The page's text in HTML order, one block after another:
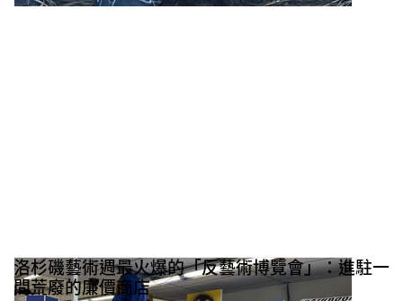
洛杉磯藝術週最火爆的「反藝術博覽會」：進駐一
間荒廢的廉價商店